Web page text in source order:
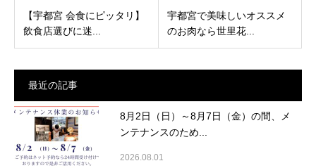
【宇都宮 会食にピッタリ】
飲食店選びに迷...
宇都宮で美味しいオススメ
のお肉なら世里花...
最近の記事
8月2日（日）～8月7日（金）の間、メ
ンテナンスのため...
2026.08.01